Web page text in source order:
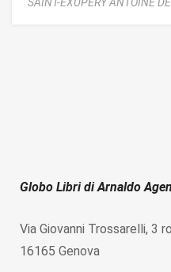
Globo Libri di Arnaldo
Via Giovanni Trossarelli, 3
16165 Genova